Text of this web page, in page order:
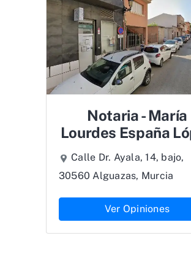
Notaria - María
Lourdes España
Calle Dr. Ayala, 14, bajo,
30560 Alguazas, Murcia
Ver Opiniones